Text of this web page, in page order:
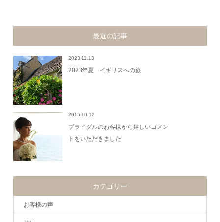
最近の記事
2023.11.13
2023年夏 イギリスへの旅
2015.10.12
ブライダルのお客様から嬉しいコメン
トをいただきました
カテゴリー
お客様の声